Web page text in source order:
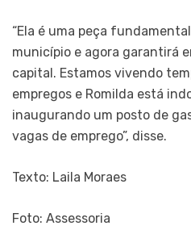
“Ela é uma peça
município e agora garantirá
capital. Estamos vivendo
empregos e Romilda está
inaugurando um posto de
vagas de emprego”, disse.
Texto: Laila Moraes
Foto: Assessoria